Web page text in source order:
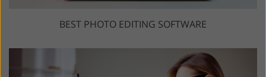
BEST PHOTO EDITING SOFTWARE